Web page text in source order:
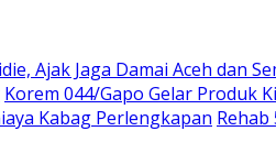
Ajak Jaga Damai Aceh dan
Korem 044/Gapo Gelar Produk
Kabag Perlengkapan Rehab